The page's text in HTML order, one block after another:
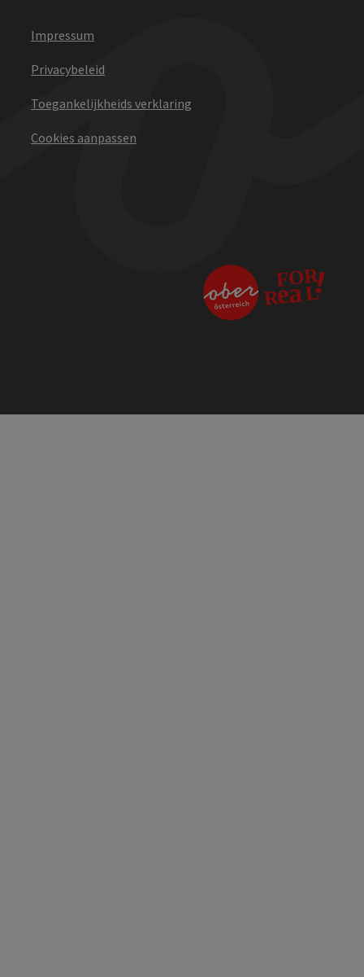
Impressum
Privacybeleid
Toegankelijkheids verklaring
Cookies aanpassen